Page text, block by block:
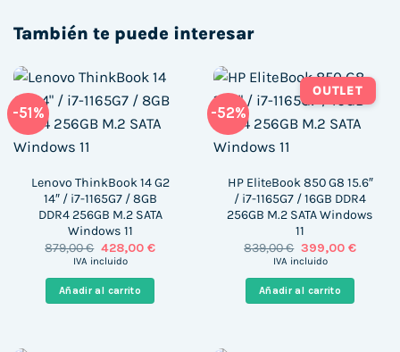
También te puede interesar
-51%
Lenovo ThinkBook 14 G2
14″ / i7-1165G7 / 8GB
DDR4 256GB M.2 SATA
Windows 11
879,00€ El
precio
era:
879,00 €.
428,00 €El
es:
428,00 €.
IVA incluido
Añadir al carrito
-52%
OUTLET
HP EliteBook 850 G8 15.6″
/ i7-1165G7 / 16GB DDR4
256GB M.2 SATA Windows
11
839,00€ El
precio
era:
839,00 €.
399,00 €El
IVA incluido
Añadir al carrito